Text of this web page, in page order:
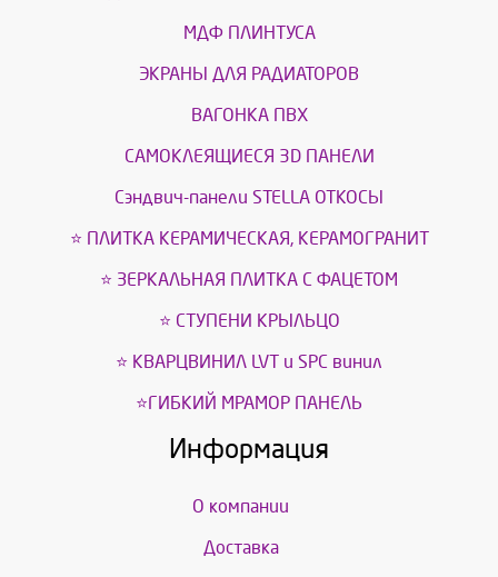
МДФ ПЛИНТУСА
ЭКРАНЫ ДЛЯ РАДИАТОРОВ
ВАГОНКА ПВХ
САМОКЛЕЯЩИЕСЯ 3D ПАНЕЛИ
Сэндвич-панели STELLA ОТКОСЫ
⭐ ПЛИТКА КЕРАМИЧЕСКАЯ, КЕРАМОГРАНИТ
⭐ ЗЕРКАЛЬНАЯ ПЛИТКА С ФАЦЕТОМ
⭐ СТУПЕНИ КРЫЛЬЦО
⭐ КВАРЦВИНИЛ LVT и SPС винил
⭐ГИБКИЙ МРАМОР ПАНЕЛЬ
Информация
О компании
Доставка